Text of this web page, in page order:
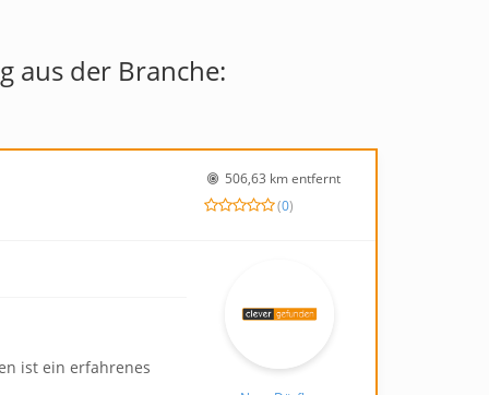
aus der Branche:
506,63 km entfernt
(0)
ist ein erfahrenes